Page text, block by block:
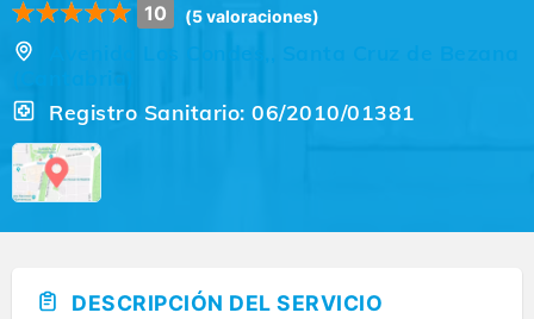
10 (5 valoraciones)
Registro Sanitario: 06/2010/01381
DESCRIPCIÓN DEL SERVICIO